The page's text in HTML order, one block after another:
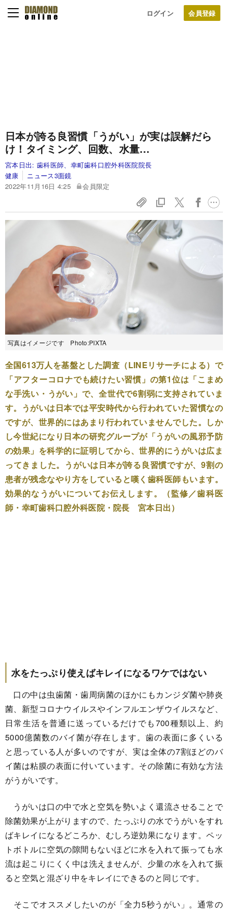
ログイン
日本が誇る良習慣「うがい」が実は誤解だら
け！タイミング、回数、水量…
宮本日出: 歯科医師、幸町歯科口腔外科医院院長
健康
ニュース3面鏡
2022年11月16日 4:25
会員限定
写真はイメージです Photo:PIXTA
全国613万人を基盤とした調査（LINEリサーチによる）で
「アフターコロナでも続けたい習慣」の第1位は「こまめ
な手洗い・うがい」で、全世代で6割弱に支持されていま
す。うがいは日本では平安時代から行われていた習慣なの
ですが、世界的にはあまり行われていませんでした。しか
し今世紀になり日本の研究グループが「うがいの風邪予防
の効果」を科学的に証明してから、世界的にうがいは広ま
ってきました。うがいは日本が誇る良習慣ですが、9割の
患者が残念なやり方をしていると嘆く歯科医師もいます。
効果的なうがいについてお伝えします。（監修／歯科医
師・幸町歯科口腔外科医院・院長 宮本日出）
水をたっぷり使えばキレイになるワケではない
口の中は虫歯菌・歯周病菌のほかにもカンジダ菌や肺炎
菌、新型コロナウイルスやインフルエンザウイルスなど、
日常生活を普通に送っているだけでも700種類以上、約
5000億菌数のバイ菌が存在します。歯の表面に多くいる
と思っている人が多いのですが、実は全体の7割ほどのバ
イ菌は粘膜の表面に付いています。その除菌に有効な方法
がうがいです。
うがいは口の中で水と空気を勢いよく還流させることで
除菌効果が上がりますので、たっぷりの水でうがいをすれ
ばキレイになるどころか、むしろ逆効果になります。ペッ
トボトルに空気の隙間もないほどに水を入れて振っても水
流は起こりにくく中は洗えませんが、少量の水を入れて振
ると空気と混ざり中をキレイにできるのと同じです。
そこでオススメしたいのが「全力5秒うがい」。通常の